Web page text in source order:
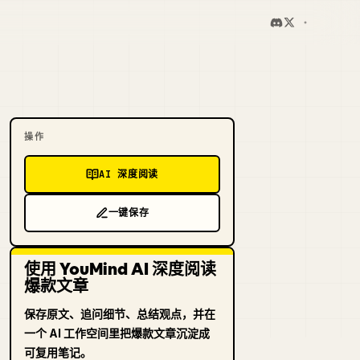
操作
AI 深度阅读
一键保存
使用 YouMind AI 深度阅读
爆款文章
保存原文、追问细节、总结观点，并在
一个 AI 工作空间里把爆款文章沉淀成
可复用笔记。